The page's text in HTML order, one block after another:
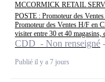
MCCORMICK RETAIL
POSTE : Promoteur des
Promoteur des Ventes H/F en
visiter entre 30 et 40 magasins,
CDD - Non renseigné
Publié il y a 7 jours